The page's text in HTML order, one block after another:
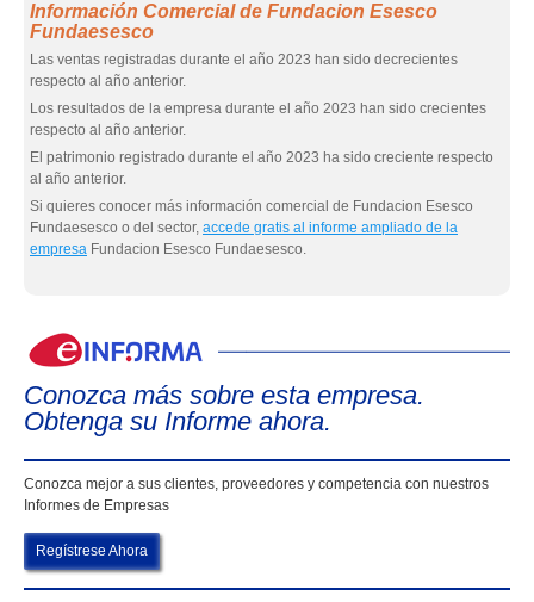
Información Comercial de Fundacion Esesco
Fundaesesco
Las ventas registradas durante el año 2023 han sido decrecientes
respecto al año anterior.
Los resultados de la empresa durante el año 2023 han sido crecientes
respecto al año anterior.
El patrimonio registrado durante el año 2023 ha sido creciente respecto
al año anterior.
Si quieres conocer más información comercial de Fundacion Esesco
Fundaesesco o del sector, accede gratis al informe ampliado de la
empresa Fundacion Esesco Fundaesesco.
Conozca más sobre esta empresa.
Obtenga su Informe ahora.
Conozca mejor a sus clientes, proveedores y competencia con nuestros
Informes de Empresas
Regístrese Ahora